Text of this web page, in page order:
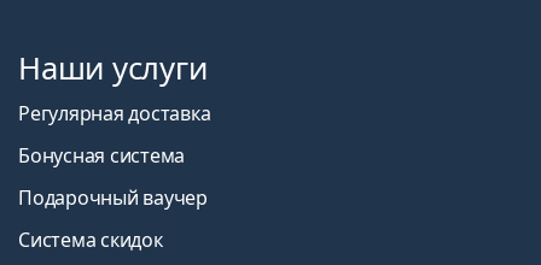
Наши услуги
Регулярная доставка
Бонусная система
Подарочный ваучер
Система скидок